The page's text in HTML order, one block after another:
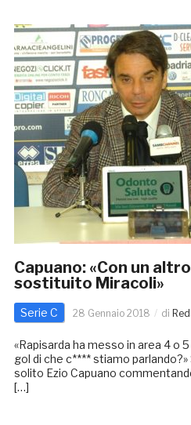
Capuano: «Con un
sostituito Miracoli»
Serie C 28 Gennaio 2018 di
«Rapisarda ha messo in area 4 o
gol di che c**** stiamo
solito Ezio Capuano
[…]